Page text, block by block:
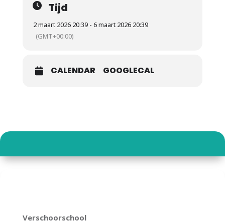
Tijd
2 maart 2026 20:39 - 6 maart 2026 20:39
(GMT+00:00)
CALENDAR GOOGLECAL
Verschoorschool